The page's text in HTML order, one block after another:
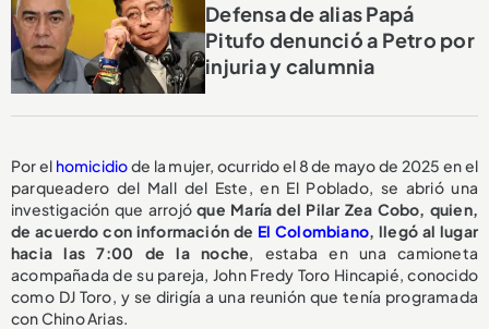
Defensa de alias Papá
Pitufo denunció a Petro por
injuria y calumnia
Por el homicidiode la mujer, ocurrido el 8 de mayo de 2025 en el
parqueadero del Mall del Este, en El Poblado, se abrió una
investigación que arrojóque María del Pilar Zea Cobo, quien,
de acuerdo con información de El Colombiano, llegó al lugar
hacia las 7:00 de la noche, estaba en una camioneta
acompañada de su pareja, John Fredy Toro Hincapié, conocido
como DJ Toro, y se dirigía a una reunión que tenía programada
con Chino Arias.